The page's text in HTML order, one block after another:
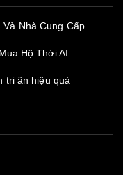
Nhà Cung Cấp
Hộ Thời AI
tri ân hiệu quả